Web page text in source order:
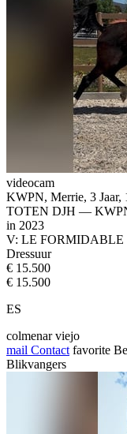
videocam
KWPN, Merrie, 3 Jaar,
TOTEN DJH —
in 2023
V: LE FORMIDABLE
Dressuur
€ 15.500
€ 15.500
ES
colmenar viejo
mail Contact favorite
Blikvangers